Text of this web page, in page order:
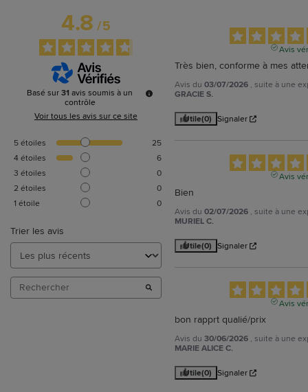
4.8/5
Basé sur31 avis soumis à un
contrôle
Voir tous les avis sur ce site
5étoiles
25
4étoiles
6
3 étoiles
0
2 étoiles
0
1 étoile 0
Trier les avis
Avis
Très bien, conforme à mes
Avis du03/07/2026 , suite à une
GRACIE S.
Utile(0) Signaler
Avis
Bien
Avis du02/07/2026 , suite à une
MURIEL C.
Utile(0) Signaler
Avis
bon rapprt qualié/prix
Avis du30/06/2026 , suite à une
MARIE ALICE C.
Utile(0) Signaler